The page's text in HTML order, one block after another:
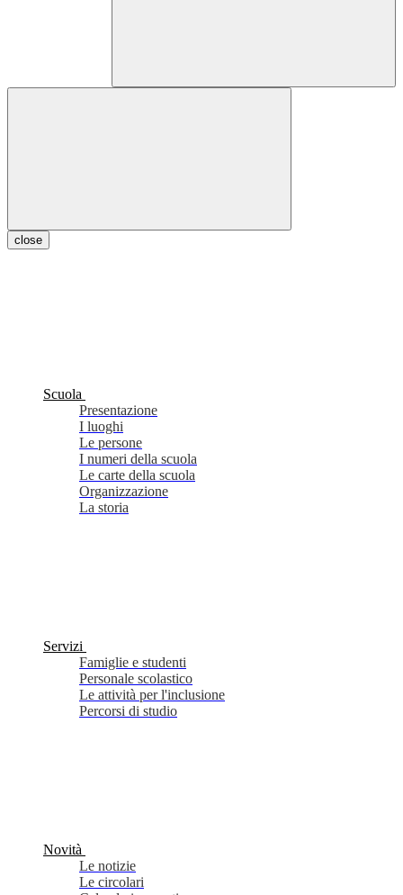
close
Scuola
Presentazione
I luoghi
Le persone
I numeri della scuola
Le carte della scuola
Organizzazione
La storia
Servizi
Famiglie e studenti
Personale scolastico
Le attività per l'inclusione
Percorsi di studio
Novità
Le notizie
Le circolari